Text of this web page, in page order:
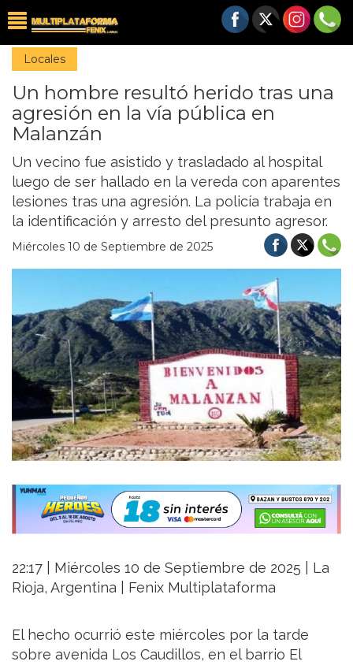
Locales
Un hombre resultó herido tras una
agresión en la vía pública en
Malanzán
Un vecino fue asistido y trasladado al hospital
luego de ser hallado en la vereda con aparentes
lesiones tras una agresión. La policía trabaja en
la identificación y arresto del presunto agresor.
Miércoles 10 de Septiembre de 2025
22:17 | Miércoles 10 de Septiembre de 2025 | La
Rioja, Argentina | Fenix Multiplataforma
El hecho ocurrió este miércoles por la tarde
sobre avenida Los Caudillos, en el barrio El